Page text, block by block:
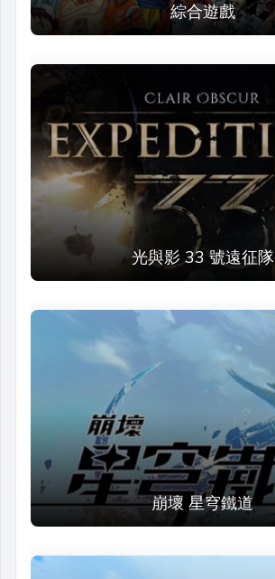
綜合遊戲
光與影 33 號遠征隊
崩壞 星穹鐵道